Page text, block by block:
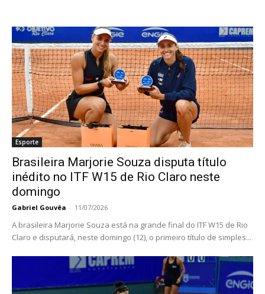
Esporte
Brasileira Marjorie Souza disputa título
inédito no ITF W15 de Rio Claro neste
domingo
Gabriel Gouvêa - 11/07/2026
A brasileira Marjorie Souza está na grande final do ITF W15 de Rio
Claro e disputará, neste domingo (12), o primeiro título de simples...